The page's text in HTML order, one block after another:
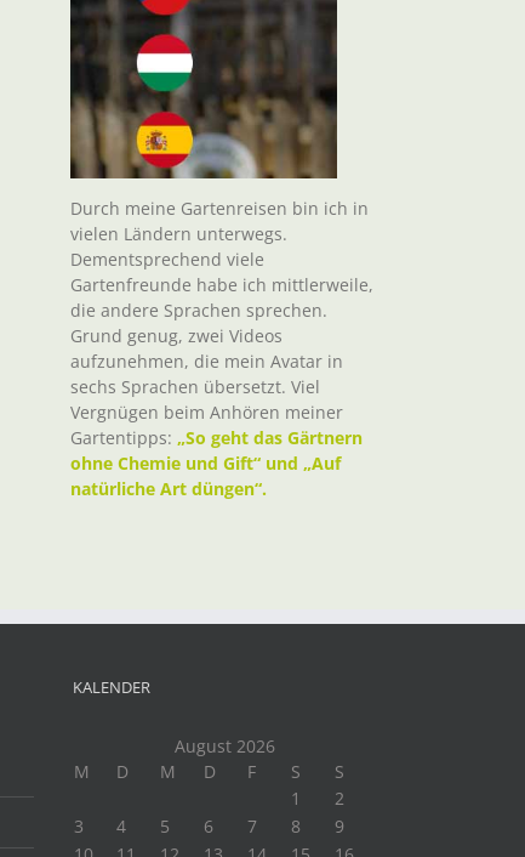
Durch meine Gartenreisen bin ich in
vielen Ländern unterwegs.
Dementsprechend viele
Gartenfreunde habe ich mittlerweile,
die andere Sprachen sprechen.
Grund genug, zwei Videos
aufzunehmen, die mein Avatar in
sechs Sprachen übersetzt. Viel
Vergnügen beim Anhören meiner
Gartentipps: „So geht das Gärtnern
ohne Chemie und Gift“ und „Auf
natürliche Art düngen“.
KALENDER
August 2026
M
D M D F S
S
1
2
3
4 5 6 7 8
9